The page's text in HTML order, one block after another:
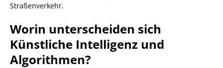
Straßenverkehr.
Worin unterscheiden sich
Künstliche Intelligenz und
Algorithmen?